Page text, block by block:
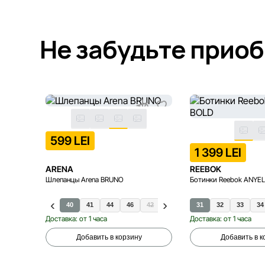
Не забудьте
599 LEI
ARENA
Шлепанцы Arena BRUNO
40 41 44 46 42
Доставка: от 1 часа
Добавить в корзину
1 399 LEI
REEBOK
Ботинки Reebok
31 32 33 34
Доставка: от 1 часа
Добавить в